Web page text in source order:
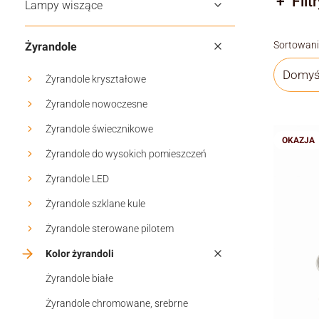
Lampy wiszące
Żyrandole
Żyrandole kryształowe
Żyrandole nowoczesne
Żyrandole świecznikowe
Żyrandole do wysokich pomieszczeń
Żyrandole LED
Żyrandole szklane kule
Żyrandole sterowane pilotem
Kolor żyrandoli
Żyrandole białe
Żyrandole chromowane, srebrne
Lista
OKAZJA